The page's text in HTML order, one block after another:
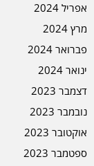
אפריל 2024
מרץ 2024
פברואר 2024
ינואר 2024
דצמבר 2023
נובמבר 2023
אוקטובר 2023
ספטמבר 2023